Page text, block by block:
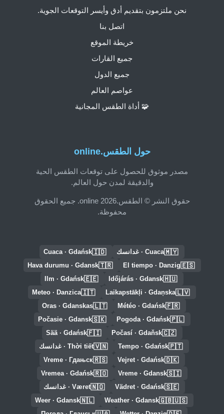
حول الطقس.online
مصدر موثوق للحصول على توقعات الطقس الحية
والدقيقة لمدن حول العالم.
حقوق النشر © الطقس.online 2026. جميع الحقوق
محفوظة.
نحن ملتزمون بتقديم أدق وأيسر التوقعات الجوية.
اتصل بنا
خريطة الموقع
جميع القارات
جميع الدول
عواصم العالم
🧩 أداة الطقس المجانية
🇲🇾Cuaca · غدانسك 🇮🇩
Cuaca · Gdańsk
🇪🇸
El tiempo · Danzig
🇹🇷
Hava durumu · Gdansk
🇭🇺
Időjárás · Gdansk
🇪🇪
Ilm · Gdańsk
🇱🇻
Laikapstākļi · Gdaņska
🇮🇹
Meteo · Danzica
🇫🇷
Météo · Gdańsk
🇱🇹
Oras · Gdanskas
🇵🇱
Pogoda · Gdańsk
🇸🇰
Počasie · Gdansk
🇨🇿
Počasí · Gdaňsk
🇫🇮
Sää · Gdańsk
🇵🇹
Tempo · Gdańsk
🇻🇳Thời tiết · غدانسك
🇩🇰
Vejret · Gdańsk
🇷🇸
Vreme · Гдањск
🇸🇮
Vreme · Gdansk
🇷🇴
Vremea · Gdańsk
🇸🇪
Vädret · Gdańsk
🇳🇴Været · غدانسك
🇬🇧🇺🇸
Weather · Gdansk
🇳🇱
Weer · Gdansk